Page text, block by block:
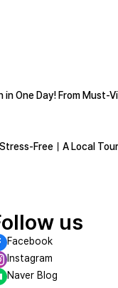
in One Day! From
Free｜A Local
us
Facebook
Instagram
Naver Blog